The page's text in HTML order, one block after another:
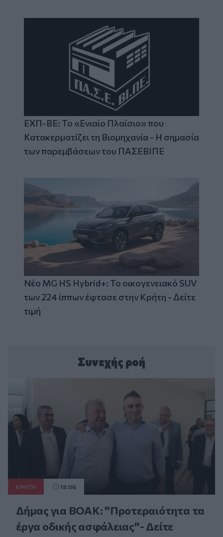
ΕΧΠ-ΒΕ: Το «Ενιαίο Πλαίσιο» που
Κατακερματίζει τη Βιομηχανία - Η σημασία
των παρεμβάσεων του ΠΑΣΕΒΙΠΕ
Νέο MG HS Hybrid+: Το οικογενειακό SUV
των 224 ίππων έφτασε στην Κρήτη - Δείτε
τιμή
Συνεχής ροή
ΚΡΗΤΗ 18:06
Δήμας για ΒΟΑΚ: "Προτεραιότητα τα
έργα οδικής ασφάλειας"- Δείτε